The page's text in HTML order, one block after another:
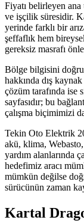
Fiyatı belirleyen
ve işçilik süresidir.
yerinde farklı bir
şeffaflık hem
gereksiz masrafı
Bölge bilgisini
hakkında dış
çözüm tarafında ise
sayfasıdır; bu
çalışma biçimimizi
Tekin Oto Elektrik
akü, klima,
yardım alanlarında
hedefimiz aracı
mümkün değilse
sürücünün zaman
Kartal